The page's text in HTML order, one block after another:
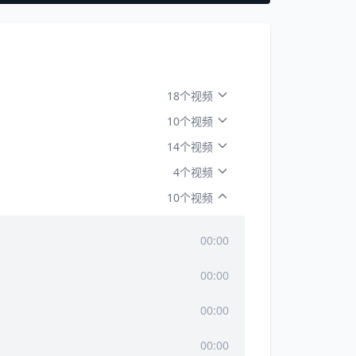
18个视频
10个视频
14个视频
4个视频
10个视频
00:00
00:00
00:00
00:00